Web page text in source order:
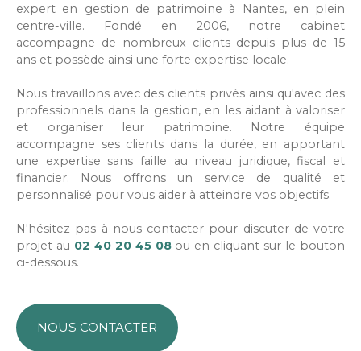
expert en gestion de patrimoine à Nantes, en plein
centre-ville. Fondé en 2006, notre cabinet
accompagne de nombreux clients depuis plus de 15
ans et possède ainsi une forte expertise locale.
Nous travaillons avec des clients privés ainsi qu'avec des
professionnels dans la gestion, en les aidant à valoriser
et organiser leur patrimoine. Notre équipe
accompagne ses clients dans la durée, en apportant
une expertise sans faille au niveau juridique, fiscal et
financier. Nous offrons un service de qualité et
personnalisé pour vous aider à atteindre vos objectifs.
N'hésitez pas à nous contacter pour discuter de votre
projet au 02 40 20 45 08ou en cliquant sur le bouton
ci-dessous.
NOUS CONTACTER